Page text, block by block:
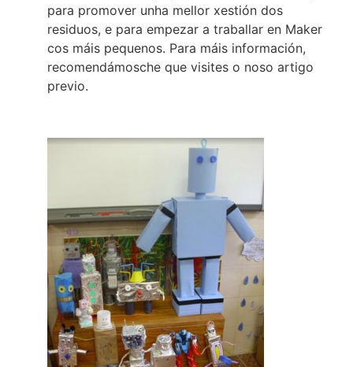
para promover unha mellor xestión dos
residuos, e para empezar a traballar en Maker
cos máis pequenos. Para máis información,
recomendámosche que visites o noso artigo
previo.